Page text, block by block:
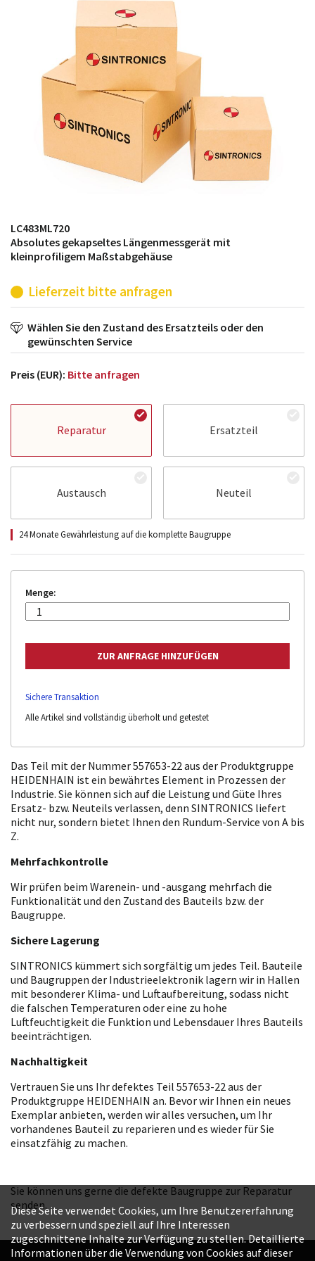
möglich. SINTRONICS ist dann ihr Partner, der
entweder die alten Baugruppen technisch hochwertig
repariert oder ihnen die abgekündigten Baugruppen
aus dem eigenen Lager ersetzt.
LC483ML720
Absolutes gekapseltes Längenmessgerät mit
kleinprofiligem Maßstabgehäuse
Lieferzeit bitte anfragen
Wählen Sie den Zustand des Ersatzteils oder den
gewünschten Service
Preis (EUR): Bitte anfragen
Reparatur Ersatzteil
Austausch Neuteil
24 Monate Gewährleistung auf die komplette Baugruppe
Menge:
Sichere Transaktion
Alle Artikel sind vollständig überholt und getestet
Das Teil mit der Nummer 557653-22 aus der Produktgruppe
HEIDENHAIN ist ein bewährtes Element in Prozessen der
Industrie. Sie können sich auf die Leistung und Güte Ihres
Ersatz- bzw. Neuteils verlassen, denn SINTRONICS liefert
nicht nur, sondern bietet Ihnen den Rundum-Service von A bis
Z.
Mehrfachkontrolle
Wir prüfen beim Warenein- und -ausgang mehrfach die
Funktionalität und den Zustand des Bauteils bzw. der
Baugruppe.
Sichere Lagerung
SINTRONICS kümmert sich sorgfältig um jedes Teil. Bauteile
und Baugruppen der Industrieelektronik lagern wir in Hallen
mit besonderer Klima- und Luftaufbereitung, sodass nicht
die falschen Temperaturen oder eine zu hohe
Luftfeuchtigkeit die Funktion und Lebensdauer Ihres Bauteils
beeinträchtigen.
Nachhaltigkeit
Vertrauen Sie uns Ihr defektes Teil 557653-22 aus der
Produktgruppe HEIDENHAIN an. Bevor wir Ihnen ein neues
Exemplar anbieten, werden wir alles versuchen, um Ihr
vorhandenes Bauteil zu reparieren und es wieder für Sie
einsatzfähig zu machen.
Sie können uns gerne die defekte Baugruppe zur Reparatur
senden.
Diese Seite verwendet Cookies, um Ihre Benutzererfahrung
zu verbessern und speziell auf Ihre Interessen
zugeschnittene Inhalte zur Verfügung zu stellen. Detaillierte
Informationen über die Verwendung von Cookies auf dieser